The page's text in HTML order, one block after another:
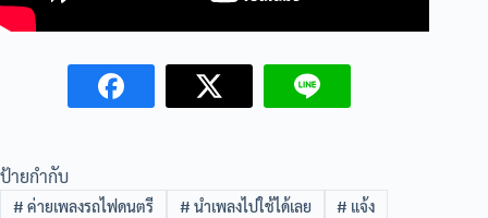
ป้ายกำกับ
# ค่ายเพลงรถไฟดนตรี # นำเพลงไปใช้ได้เลย # แจ้ง